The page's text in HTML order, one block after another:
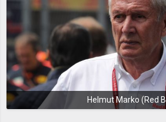
Helmut Marko (Red